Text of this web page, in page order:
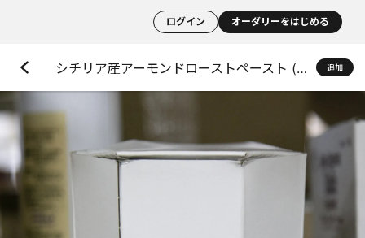
ログイン オーダリーをはじめる
シチリア産アーモンドローストペースト (皮付) 追加